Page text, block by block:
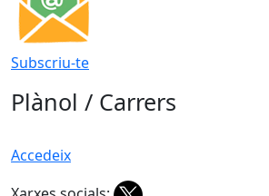
Subscriu-te
Plànol / Carrers
Accedeix